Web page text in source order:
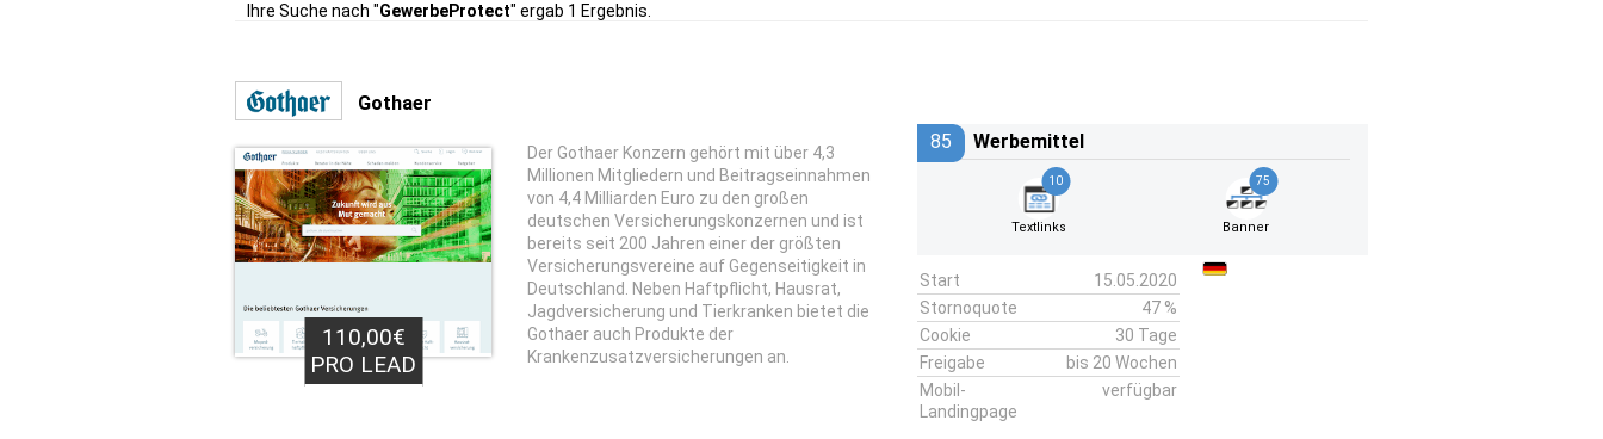
Ihre Suche nach "GewerbeProtect" ergab 1 Ergebnis.
Gothaer
110,00€
PRO LEAD
Der Gothaer Konzern gehört mit über 4,3
Millionen Mitgliedern und Beitragseinnahmen
von 4,4 Milliarden Euro zu den großen
deutschen Versicherungskonzernen und ist
bereits seit 200 Jahren einer der größten
Versicherungsvereine auf Gegenseitigkeit in
Deutschland. Neben Haftpflicht, Hausrat,
Jagdversicherung und Tierkranken bietet die
Gothaer auch Produkte der
Krankenzusatzversicherungen an.
85 Werbemittel
10
Textlinks
75
Banner
Start
15.05.2020
Stornoquote
47 %
Cookie
30 Tage
Freigabe
bis 20 Wochen
Mobil-
Landingpage
verfügbar